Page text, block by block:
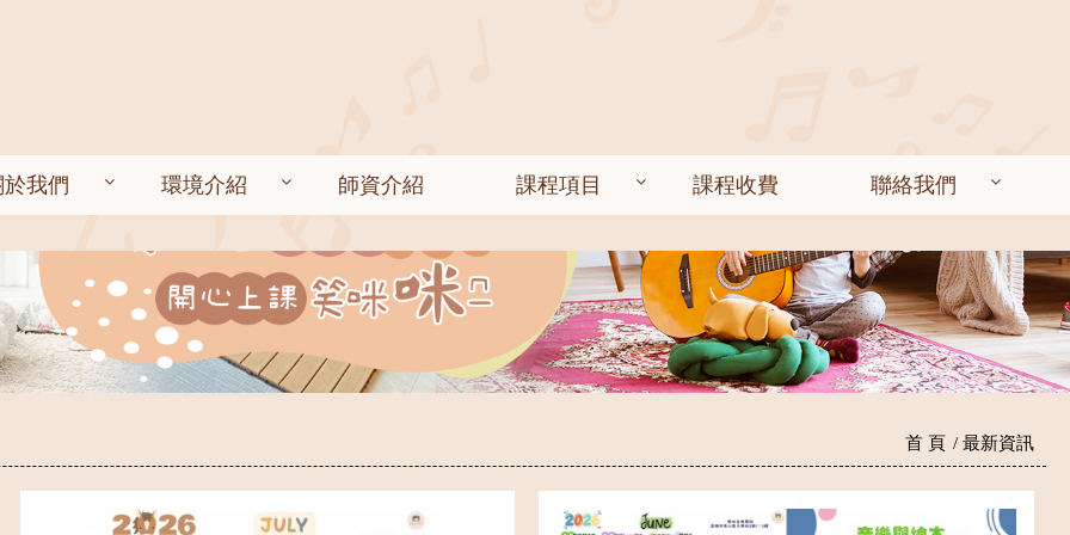
於我們 環境介紹 師資介紹 課程項目 課程收費 聯絡我們
首 頁 最新資訊